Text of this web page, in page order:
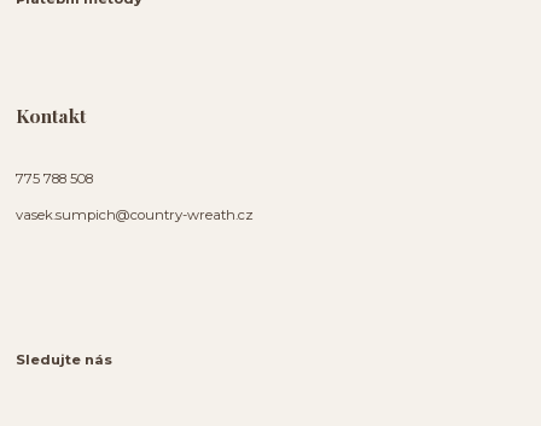
Kontakt
775 788 508
vasek.sumpich@country-wreath.cz
Sledujte nás